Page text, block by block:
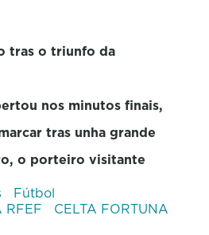
tras o triunfo da
nos minutos finais,
tras unha grande
o porteiro visitante
Fútbol
RFEF CELTA FORTUNA